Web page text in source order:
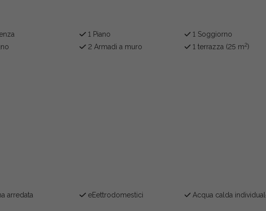
1 Piano
1 Soggiorno
2 Armadi a muro 1 terrazza (25 m2)
arredata eEettrodomestici
Acqua calda